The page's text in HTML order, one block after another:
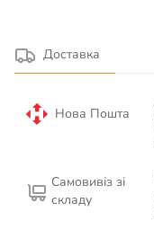
Доставка
Нова Пошта
Самовивіз зі
складу